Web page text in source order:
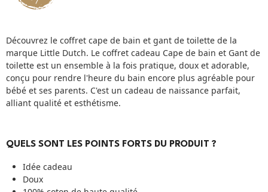
Découvrez le coffret cape de bain et gant de toilette de la
marque Little Dutch. Le coffret cadeau Cape de bain et Gant de
toilette est un ensemble à la fois pratique, doux et adorable,
conçu pour rendre l'heure du bain encore plus agréable pour
bébé et ses parents. C'est un cadeau de naissance parfait,
alliant qualité et esthétisme.
QUELS SONT LES POINTS FORTS DU PRODUIT ?
Idée cadeau
Doux